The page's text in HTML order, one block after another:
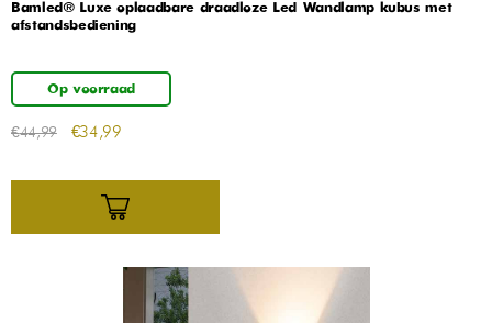
Bamled® Luxe oplaadbare draadloze Led Wandlamp kubus met
afstandsbediening
Op voorraad
€44,99 €34,99